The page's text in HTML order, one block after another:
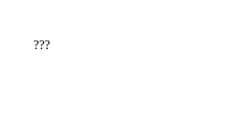
???